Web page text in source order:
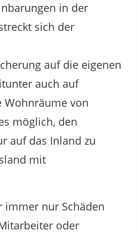
in der
sich der
auf die eigenen
auch auf
Wohnräume von
möglich, den
auf das Inland zu
mit
immer nur Schäden
oder